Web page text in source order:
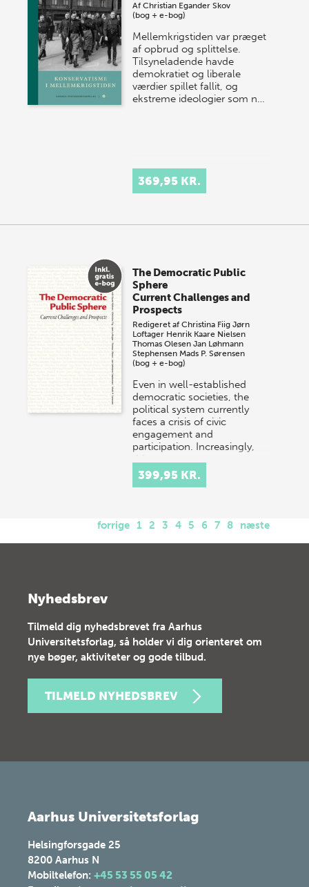
AfChristian Egander Skov
(bog + e-bog)
Mellemkrigstiden var præget
af opbrud og splittelse.
Tilsyneladende havde
demokratiet og liberale
værdier spillet fallit, og
ekstreme ideologier som n…
369,95 KR.
The Democratic Public
Sphere
Current Challenges and
Prospects
Redigeret afChristina Fiig Jørn
Loftager Henrik Kaare Nielsen
Thomas Olesen Jan Løhmann
Stephensen Mads P. Sørensen
(bog + e-bog)
Even in well-established
democratic societies, the
political system currently
faces a crisis of civic
engagement and
participation. Increasingly,
this…
399,95 KR.
forrige 1 2 3 4 5 6 7 8 næste
Nyhedsbrev
Tilmeld dig nyhedsbrevet fra Aarhus
Universitetsforlag, så holder vi dig orienteret om
nye bøger, aktiviteter og gode tilbud.
TILMELD NYHEDSBREV
Aarhus Universitetsforlag
Helsingforsgade 25
8200 Aarhus N
Mobiltelefon: +45 53 55 05 42